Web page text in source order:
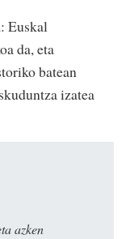
da, eta
batean
izatea
azken